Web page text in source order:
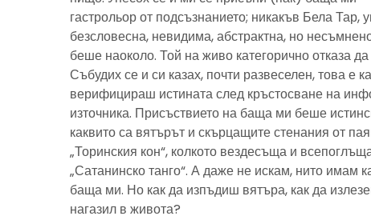
гастрольор от подсъзнанието; никакъв Бела Тар,
безсловесна, невидима, абстрактна, но
беше наоколо. Той на живо категорично отказа
Събудих се и си казах, почти развеселен, това е
верифицираш истината след кръстосване на
източника. Присъствието на баща ми беше
каквито са вятърът и скърцащите стенания от
„Торинския кон“, колкото вездесъща и
„Сатанинско танго“. А даже не искам, нито имам
баща ми. Но как да изпъдиш вятъра, как да
нагазил в живота?